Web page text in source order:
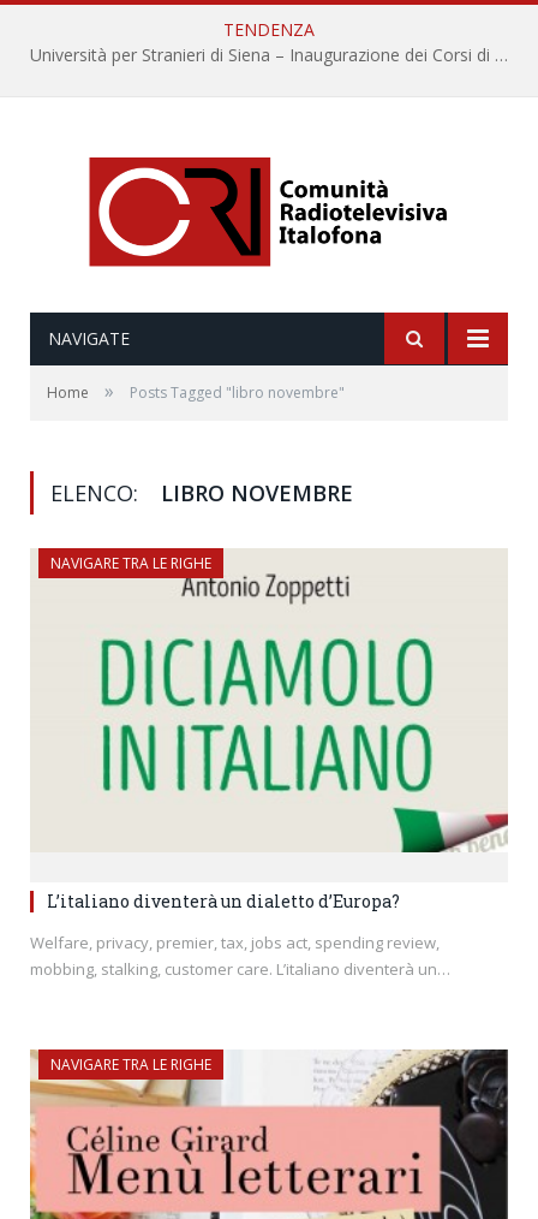
TENDENZA
Università per Stranieri di Siena – Inaugurazione dei Corsi di Lingua e Cultura Italiana, 109a annata
NAVIGATE
Home » Posts Tagged "libro novembre"
ELENCO: LIBRO NOVEMBRE
NAVIGARE TRA LE RIGHE
L’italiano diventerà un dialetto d’Europa?
Welfare, privacy, premier, tax, jobs act, spending review,
mobbing, stalking, customer care. L’italiano diventerà un…
NAVIGARE TRA LE RIGHE